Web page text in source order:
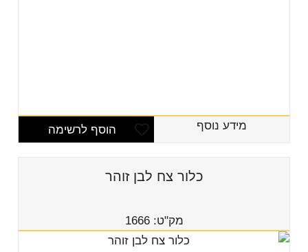
מידע נוסף הוסף לרשימה
כלור צח לבן זוהר
מק"ט: 1666